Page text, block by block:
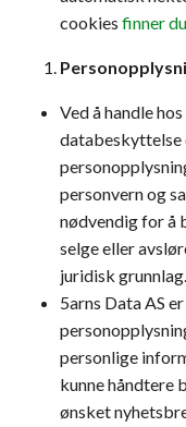
cookies finner
Ved å handle
databeskyttelse
personvern og
nødvendig for å
selge eller
juridisk grunnlag.
5arns Data AS
personlige
kunne håndtere
ønsket